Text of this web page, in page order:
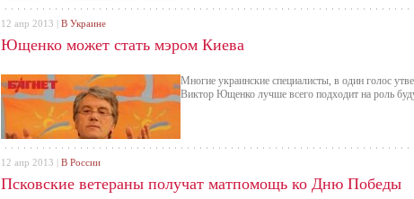
Ющенко может стать мэром Киева
Многие украинские специалисты, в один голос
Виктор Ющенко лучше всего подходит на роль
12 апр 2013 | В Украине
Псковские ветераны получат матпомощь ко Дню Победы
12 апр 2013 | В России